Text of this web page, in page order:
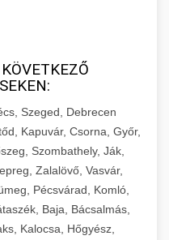
Szeged, Debrecen
Kapuvár, Csorna, Győr,
Szombathely, Ják,
Zalalövő, Vasvár,
Pécsvárad, Komló,
Baja, Bácsalmás,
Kalocsa, Hőgyész,